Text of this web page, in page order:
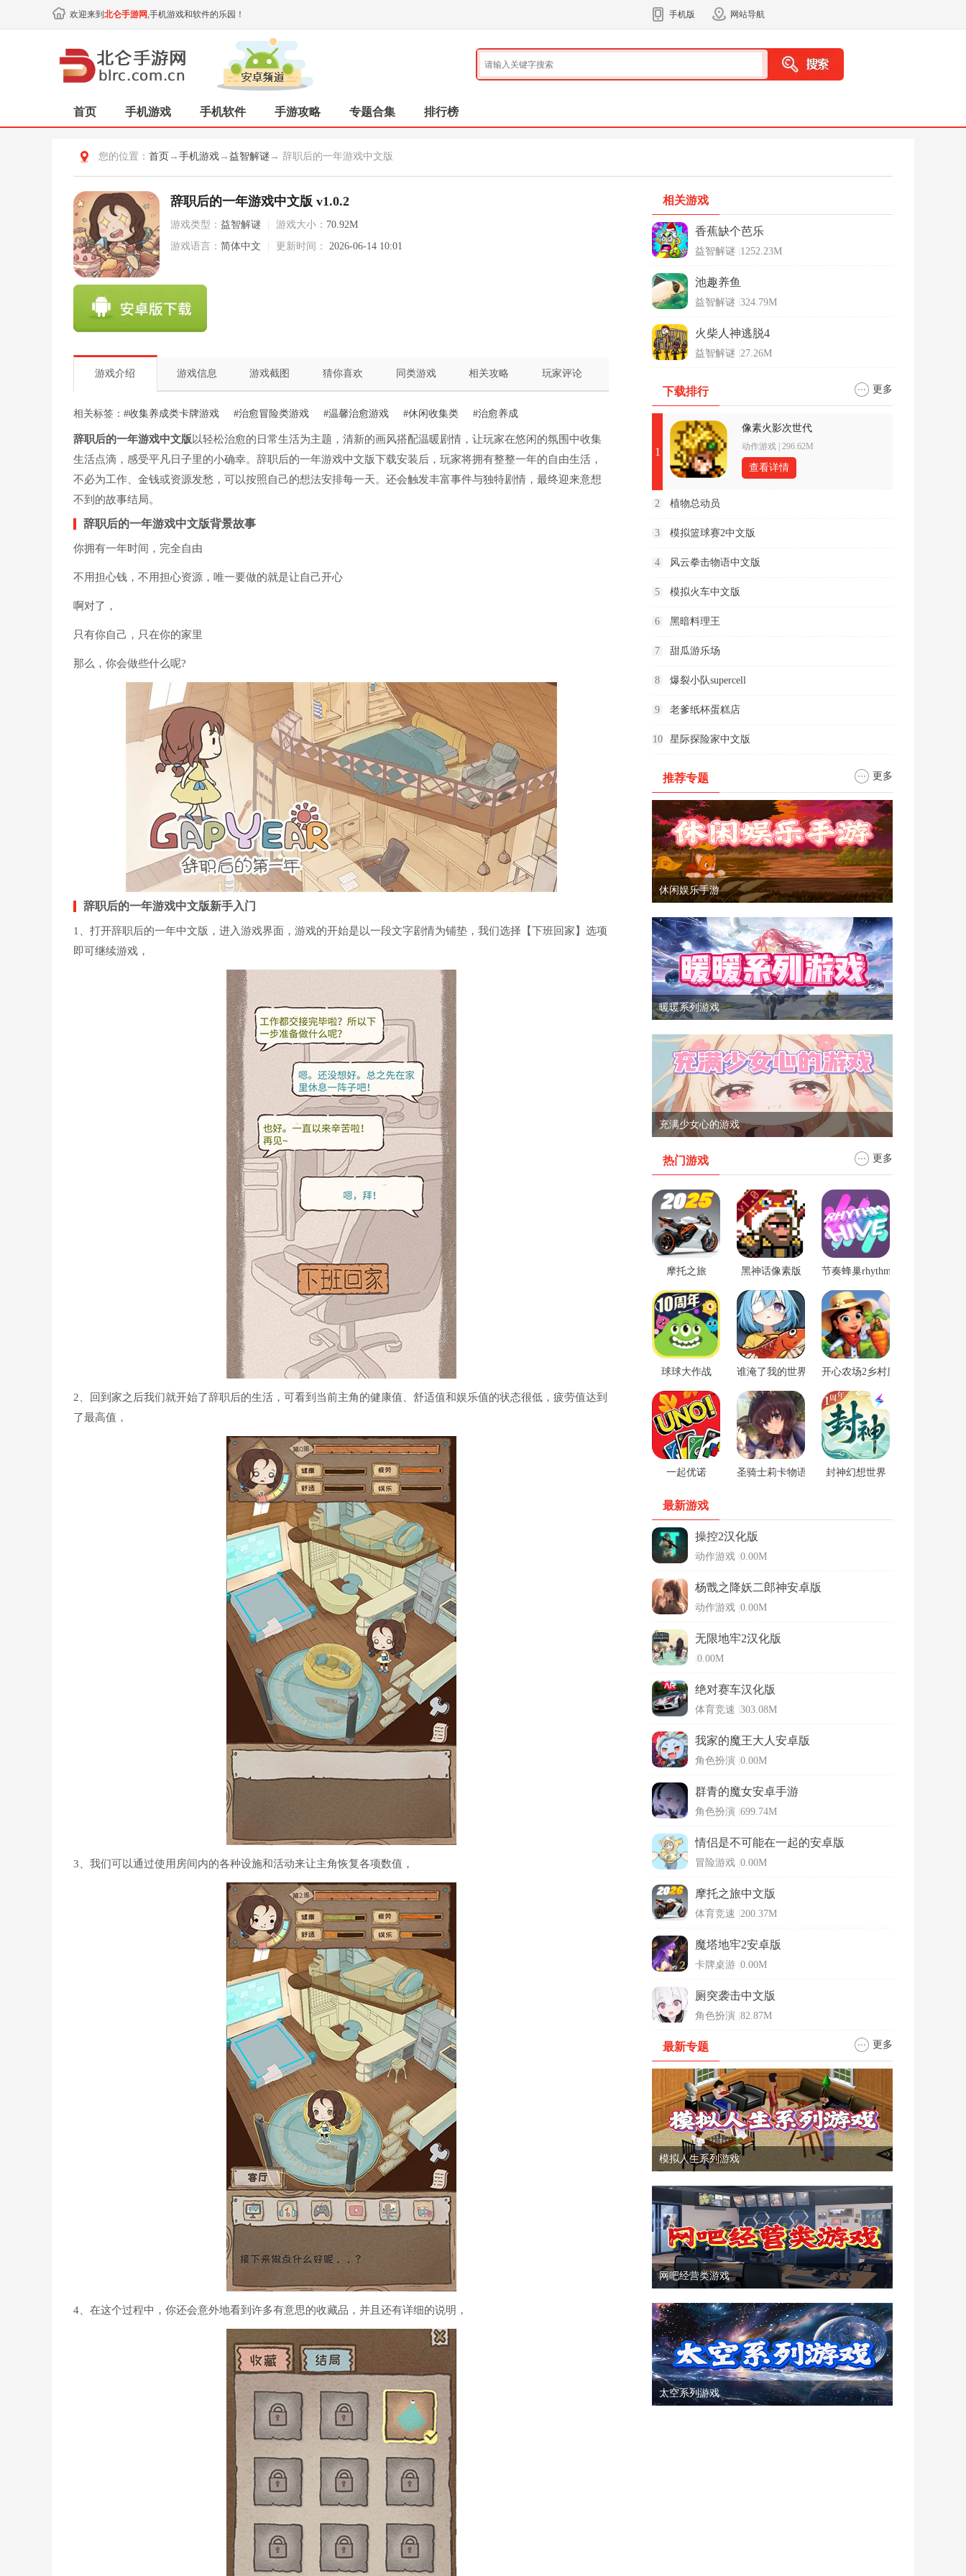
欢迎来到 北仑手游网,手机游戏和软件的乐园！ 手机版 网站导航
首页 手机游戏 手机软件 手游攻略 专题合集 排行榜
您的位置： 首页 → 手机游戏 → 益智解谜 → 辞职后的一年游戏中文版
辞职后的一年游戏中文版 v1.0.2
游戏类型： 益智解谜 游戏大小： 70.92M
游戏语言： 简体中文 更新时间： 2026-06-14 10:01
游戏介绍 游戏信息 游戏截图 猜你喜欢 同类游戏 相关攻略 玩家评论
相关标签： #收集养成类卡牌游戏 #治愈冒险类游戏 #温馨治愈游戏 #休闲收集类 #治愈养成
辞职后的一年游戏中文版以轻松治愈的日常生活为主题，清新的画风搭配温暖剧情，让玩家在悠闲的氛围中收集
生活点滴，感受平凡日子里的小确幸。辞职后的一年游戏中文版下载安装后，玩家将拥有整整一年的自由生活，
不必为工作、金钱或资源发愁，可以按照自己的想法安排每一天。还会触发丰富事件与独特剧情，最终迎来意想
不到的故事结局。
辞职后的一年游戏中文版背景故事
你拥有一年时间，完全自由
不用担心钱，不用担心资源，唯一要做的就是让自己开心
啊对了，
只有你自己，只在你的家里
那么，你会做些什么呢?
辞职后的一年游戏中文版新手入门
1、打开辞职后的一年中文版，进入游戏界面，游戏的开始是以一段文字剧情为铺垫，我们选择【下班回家】选项
即可继续游戏，
2、回到家之后我们就开始了辞职后的生活，可看到当前主角的健康值、舒适值和娱乐值的状态很低，疲劳值达到
了最高值，
3、我们可以通过使用房间内的各种设施和活动来让主角恢复各项数值，
4、在这个过程中，你还会意外地看到许多有意思的收藏品，并且还有详细的说明，
相关游戏
香蕉缺个芭乐
益智解谜 1252.23M
池趣养鱼
益智解谜 324.79M
火柴人神逃脱4
益智解谜 27.26M
下载排行 更多
1
像素火影次世代
动作游戏 296.62M
查看详情
2 植物总动员
3 模拟篮球赛2中文版
4 风云拳击物语中文版
5 模拟火车中文版
6 黑暗料理王
7 甜瓜游乐场
8 爆裂小队supercell
9 老爹纸杯蛋糕店
10 星际探险家中文版
推荐专题 更多
休闲娱乐手游
暖暖系列游戏
充满少女心的游戏
热门游戏 更多
摩托之旅 黑神话像素版 节奏蜂巢rhythm hive
球球大作战 谁淹了我的世界游戏开心农场2乡村度假中文版
一起优诺 圣骑士莉卡物语安卓手游封神幻想世界
最新游戏
操控2汉化版
动作游戏 0.00M
杨戬之降妖二郎神安卓版
动作游戏 0.00M
无限地牢2汉化版
0.00M
绝对赛车汉化版
体育竞速 303.08M
我家的魔王大人安卓版
角色扮演 0.00M
群青的魔女安卓手游
角色扮演 699.74M
情侣是不可能在一起的安卓版
冒险游戏 0.00M
摩托之旅中文版
体育竞速 200.37M
魔塔地牢2安卓版
卡牌桌游 0.00M
厕突袭击中文版
角色扮演 82.87M
最新专题 更多
模拟人生系列游戏
网吧经营类游戏
太空系列游戏